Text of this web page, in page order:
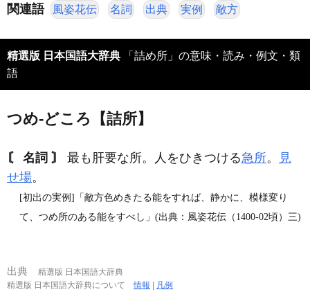
関連語 風姿花伝 名詞 出典 実例 敵方
精選版 日本国語大辞典 「詰め所」の意味・読み・例文・類
語
つめ‐どころ【詰所】
〘 名詞 〙 最も肝要な所。人をひきつける急所。
見
せ場。
[初出の実例]「敵方色めきたる能をすれば、静かに、模様変り
て、つめ所のある能をすべし」(出典：風姿花伝（1400‐02頃）三)
出典
精選版 日本国語大辞典
精選版 日本国語大辞典について情報 | 凡例